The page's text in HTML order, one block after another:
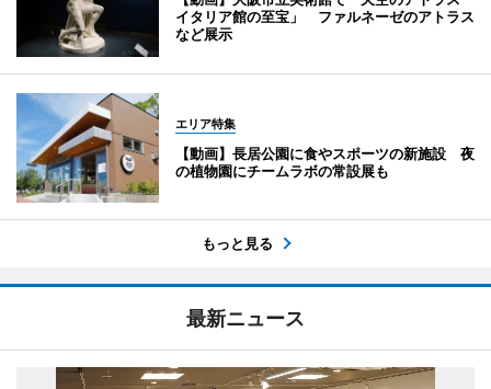
イタリア館の至宝」 ファルネーゼのアトラス
など展示
エリア特集
【動画】長居公園に食やスポーツの新施設 夜
の植物園にチームラボの常設展も
もっと見る
最新ニュース